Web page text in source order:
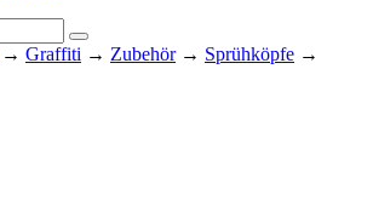
→ Graffiti → Zubehör→ Sprühköpfe →